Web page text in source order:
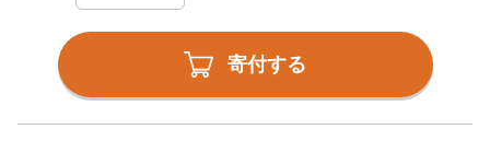
寄付する